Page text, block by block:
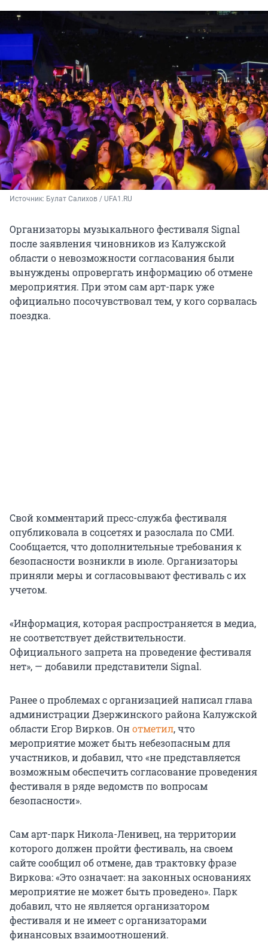
Источник: Булат Салихов / UFA1.RU
Организаторы музыкального фестиваля Signal
после заявления чиновников из Калужской
области о невозможности согласования были
вынуждены опровергать информацию об отмене
мероприятия. При этом сам арт-парк уже
официально посочувствовал тем, у кого сорвалась
поездка.
Свой комментарий пресс-служба фестиваля
опубликовала в соцсетях и разослала по СМИ.
Сообщается, что дополнительные требования к
безопасности возникли в июле. Организаторы
приняли меры и согласовывают фестиваль с их
учетом.
«Информация, которая распространяется в медиа,
не соответствует действительности.
Официального запрета на проведение фестиваля
нет», — добавили представители Signal.
Ранее о проблемах с организацией написал глава
администрации Дзержинского района Калужской
области Егор Вирков. Онотметил, что
мероприятие может быть небезопасным для
участников, и добавил, что «не представляется
возможным обеспечить согласование проведения
фестиваля в ряде ведомств по вопросам
безопасности».
Сам арт-парк Никола-Ленивец, на территории
которого должен пройти фестиваль, на своем
сайте сообщил об отмене, дав трактовку фразе
Виркова: «Это означает: на законных основаниях
мероприятие не может быть проведено». Парк
добавил, что не является организатором
фестиваля и не имеет с организаторами
финансовых взаимоотношений.